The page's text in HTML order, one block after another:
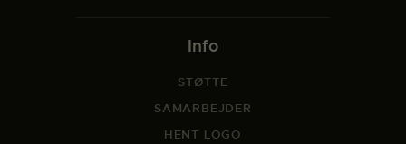
Info
STØTTE
SAMARBEJDER
HENT LOGO